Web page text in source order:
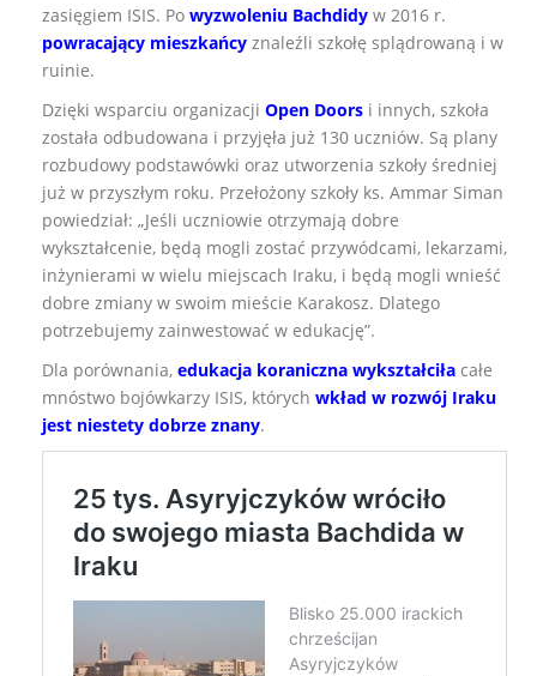
zasięgiem ISIS. Po wyzwoleniu Bachdidy w 2016 r.
powracający mieszkańcy znaleźli szkołę splądrowaną i w
ruinie.
Dzięki wsparciu organizacji Open Doors i innych, szkoła
została odbudowana i przyjęła już 130 uczniów. Są plany
rozbudowy podstawówki oraz utworzenia szkoły średniej
już w przyszłym roku. Przełożony szkoły ks. Ammar Siman
powiedział: „Jeśli uczniowie otrzymają dobre
wykształcenie, będą mogli zostać przywódcami, lekarzami,
inżynierami w wielu miejscach Iraku, i będą mogli wnieść
dobre zmiany w swoim mieście Karakosz. Dlatego
potrzebujemy zainwestować w edukację”.
Dla porównania, edukacja koraniczna wykształciła całe
mnóstwo bojówkarzy ISIS, których wkład w rozwój Iraku
jest niestety dobrze znany.